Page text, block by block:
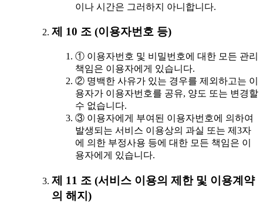
이나 시간은 그러하지 아니합니다.
제 10 조 (이용자번호 등)
① 이용자번호 및 비밀번호에 대한 모든 관리
책임은 이용자에게 있습니다.
② 명백한 사유가 있는 경우를 제외하고는 이
용자가 이용자번호를 공유, 양도 또는 변경할
수 없습니다.
③ 이용자에게 부여된 이용자번호에 의하여
발생되는 서비스 이용상의 과실 또는 제3자
에 의한 부정사용 등에 대한 모든 책임은 이
용자에게 있습니다.
제 11 조 (서비스 이용의 제한 및 이용계약
의 해지)